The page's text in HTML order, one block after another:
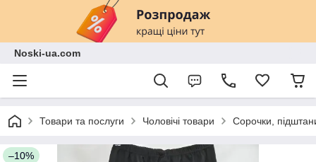
Noski-ua.com
Товари та послуги Чоловічі товари Сорочки,
–10%